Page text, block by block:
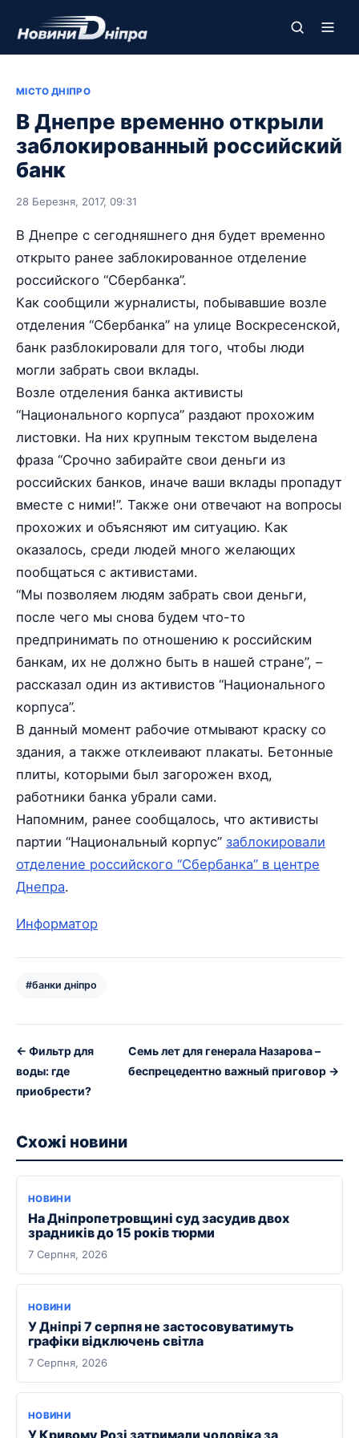
МІСТО ДНІПРО
В Днепре временно открыли
заблокированный российский
банк
28 Березня, 2017, 09:31
В Днепре с сегодняшнего дня будет временно
открыто ранее заблокированное отделение
российского “Сбербанка”.
Как сообщили журналисты, побывавшие возле
отделения “Сбербанка” на улице Воскресенской,
банк разблокировали для того, чтобы люди
могли забрать свои вклады.
Возле отделения банка активисты
“Национального корпуса” раздают прохожим
листовки. На них крупным текстом выделена
фраза “Срочно забирайте свои деньги из
российских банков, иначе ваши вклады пропадут
вместе с ними!”. Также они отвечают на вопросы
прохожих и объясняют им ситуацию. Как
оказалось, среди людей много желающих
пообщаться с активистами.
“Мы позволяем людям забрать свои деньги,
после чего мы снова будем что-то
предпринимать по отношению к российским
банкам, их не должно быть в нашей стране”, –
рассказал один из активистов “Национального
корпуса”.
В данный момент рабочие отмывают краску со
здания, а также отклеивают плакаты. Бетонные
плиты, которыми был загорожен вход,
работники банка убрали сами.
Напомним, ранее сообщалось, что активисты
партии “Национальный корпус” заблокировали
отделение российского “Сбербанка” в центре
Днепра.
Информатор
#банки дніпро
← Фильтр для
воды: где
приобрести?
Семь лет для генерала Назарова –
беспрецедентно важный приговор →
Схожі новини
НОВИНИ
На Дніпропетровщині суд засудив двох
зрадників до 15 років тюрми
7 Серпня, 2026
НОВИНИ
У Дніпрі 7 серпня не застосовуватимуть
графіки відключень світла
7 Серпня, 2026
НОВИНИ